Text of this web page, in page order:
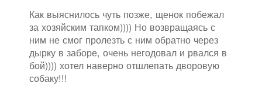
Как выяснилось чуть позже, щенок побежал
за хозяйским тапком)))) Но возвращаясь с
ним не смог пролезть с ним обратно через
дырку в заборе, очень негодовал и рвался в
бой)))) хотел наверно отшлепать дворовую
собаку!!!